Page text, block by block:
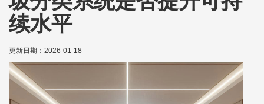
续水平
更新日期： 2026-01-18